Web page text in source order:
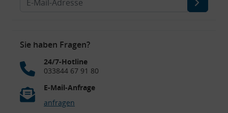
Sie haben Fragen?
24/7-Hotline
033844 67 91 80
E-Mail-Anfrage
anfragen